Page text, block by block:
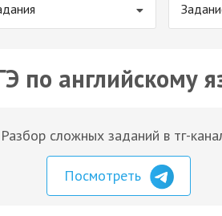
по английскому
Разбор сложных заданий в тг-
Посмотреть